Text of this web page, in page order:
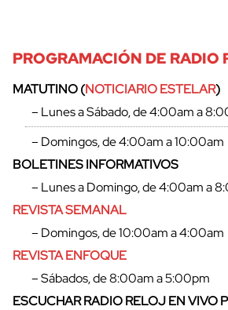
PROGRAMACIÓN DE RADIO
MATUTINO (NOTICIARIO ESTELAR)
– Lunes a Sábado, de 4:00am a
– Domingos, de 4:00am a 10:00am
BOLETINES INFORMATIVOS
– Lunes a Domingo, de 4:00am a
REVISTA SEMANAL
– Domingos, de 10:00am a 4:00am
REVISTA ENFOQUE
– Sábados, de 8:00am a 5:00pm
ESCUCHAR RADIO RELOJ EN VIVO